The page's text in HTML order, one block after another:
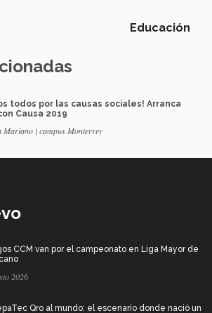
Educación
todos por las causas sociales! Arranca
Causa 2019
Mariano | campus Monterrey
CCM van por el campeonato en Liga Mayor de
2026
Qro al mundo: el escenario donde nació un